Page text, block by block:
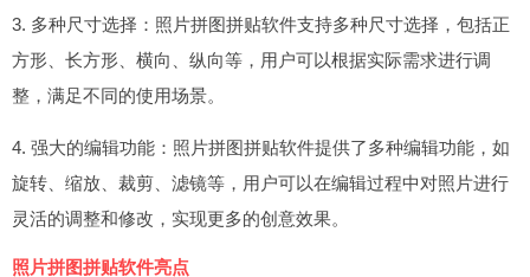
3. 多种尺寸选择：照片拼图拼贴软件支持多种尺寸选择，包括正
方形、长方形、横向、纵向等，用户可以根据实际需求进行调
整，满足不同的使用场景。
4. 强大的编辑功能：照片拼图拼贴软件提供了多种编辑功能，如
旋转、缩放、裁剪、滤镜等，用户可以在编辑过程中对照片进行
灵活的调整和修改，实现更多的创意效果。
照片拼图拼贴软件亮点